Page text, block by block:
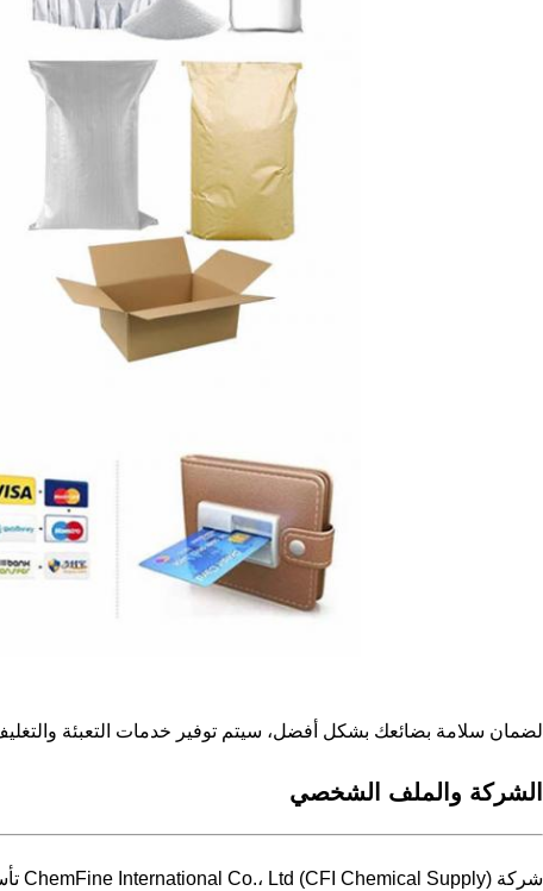
لضمان سلامة بضائعك بشكل أفضل، سيتم توفير خدمات التعبئة
الشركة والملف الشخصي
شركة ChemFine International Co.، Ltd (CFI Chemical Supply) تأسست في عام 2003.